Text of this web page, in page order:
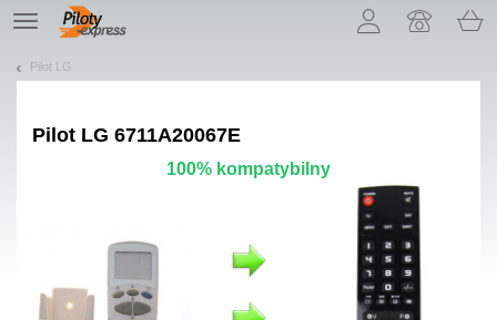
TE
navigation
Pilot LG
Pilot LG 6711A20067E
100% kompatybilny
Pozwól, że przedstawimy nasze ciasteczka!